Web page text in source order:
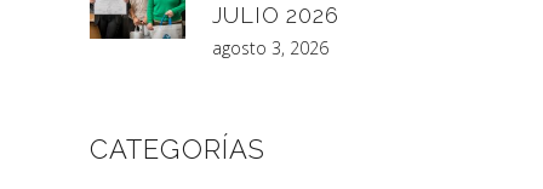
JULIO 2026
agosto 3, 2026
CATEGORÍAS